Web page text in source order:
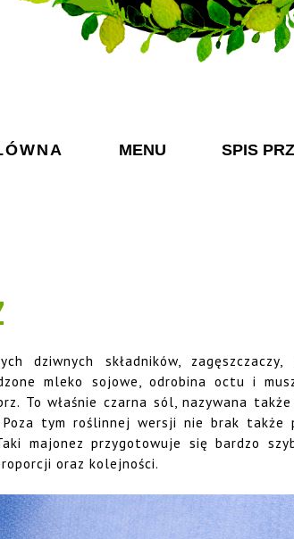
MENU SPIS
dziwnych składników, zagęszczaczy,
mleko sojowe, odrobina octu i
To właśnie czarna sól, nazywana
tym roślinnej wersji nie brak także
majonez przygotowuje się bardzo
oraz kolejności.